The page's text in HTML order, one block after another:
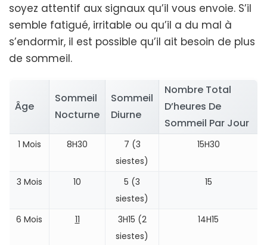
soyez attentif aux signaux qu’il vous envoie. S’il
semble fatigué, irritable ou qu’il a du mal à
s’endormir, il est possible qu’il ait besoin de plus
de sommeil.
Âge
Sommeil
Nocturne
Sommeil
Diurne
Nombre Total
D’heures De
Sommeil Par Jour
1 Mois 8H30
7 (3
siestes)
15H30
3 Mois 10
5 (3
siestes)
15
6 Mois 11
3H15 (2
siestes)
14H15